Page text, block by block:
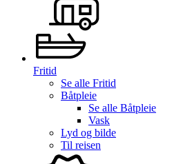
Fritid
Se alle Fritid
Båtpleie
Se alle Båtpleie
Vask
Lyd og bilde
Til reisen